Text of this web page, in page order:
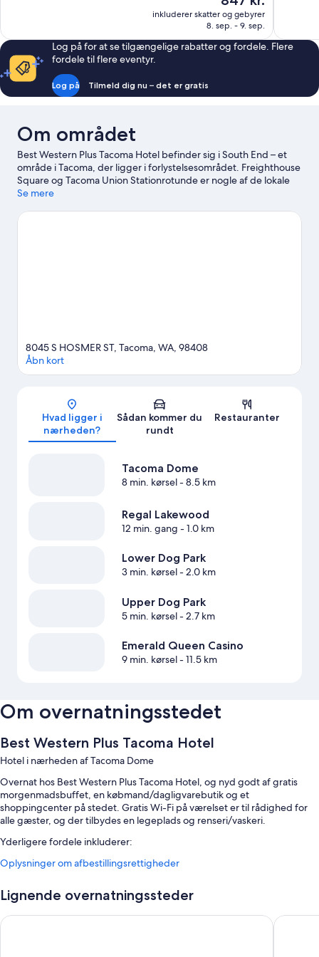
er
847 kr.
inkluderer skatter og gebyrer
8. sep. - 9. sep.
Log på for at se tilgængelige rabatter og fordele. Flere
fordele til flere eventyr.
Log på Tilmeld dig nu – det er gratis
Om området
Best Western Plus Tacoma Hotel befinder sig i South End – et
område i Tacoma, der ligger i forlystelsesområdet. Freighthouse
Square og Tacoma Union Stationrotunde er nogle af de lokale
seværdigheder, du kan opleve. Er du mere interesseret i at
Dash Point State Park. Deltag i et event eller en
Se mere
Kort
8045 S HOSMER ST, Tacoma, WA, 98408
Åbn kort
Hvad ligger i
nærheden?
Sådan kommer du
rundt
Restauranter
Tacoma Dome
8 min. kørsel- 8.5 km
Regal Lakewood
12 min. gang - 1.0 km
Lower Dog Park
3 min. kørsel- 2.0 km
Upper Dog Park
5 min. kørsel- 2.7 km
Emerald Queen Casino
9 min. kørsel- 11.5 km
Om overnatningsstedet
Best Western Plus Tacoma Hotel
Hotel i nærheden af Tacoma Dome
Overnat hos Best Western Plus Tacoma Hotel, og nyd godt af gratis
morgenmadsbuffet, en købmand/dagligvarebutik og et
shoppingcenter på stedet. Gratis Wi-Fi på værelset er til rådighed for
alle gæster, og der tilbydes en legeplads og renseri/vaskeri.
Yderligere fordele inkluderer:
En indendørs pool samt liggestole
En ladestander til elbiler, hurtig udtjekning og bagageopbevaring
Hjælp med udflugter/billetter, en døgnåben reception og
Oplysninger om afbestillingsrettigheder
Lignende overnatningssteder
Hotel Murano La